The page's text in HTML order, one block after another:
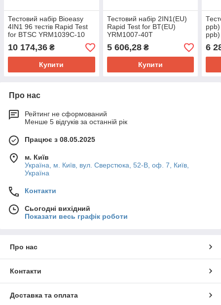
Тестовий набір Bioeasy
4IN1 96 тестів Rapid Test
for BTSC YRM1039C-10
10 174,36 ₴
Купити
Тестовий набір 2IN1(EU)
Rapid Test for BT(EU)
YRM1007-40T
5 606,28₴
Купити
6
Про нас
Рейтинг не сформований
Менше 5 відгуків за останній рік
Працює з 08.05.2025
м. Київ
Україна, м. Київ, вул. Сверстюка, 52-В, оф. 7, Київ,
Україна
Контакти
Сьогодні вихідний
Показати весь графік роботи
Про нас
Контакти
Доставка та оплата